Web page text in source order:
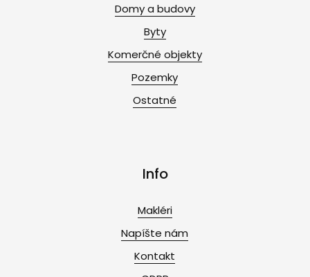
Domy a budovy
Byty
Komerčné objekty
Pozemky
Ostatné
Info
Makléri
Napíšte nám
Kontakt